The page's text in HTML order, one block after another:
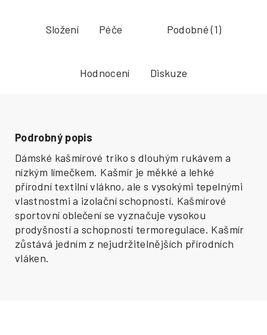
Složení Péče Podobné (1)
Hodnocení Diskuze
Podrobný popis
Dámské kašmírové triko s dlouhým rukávem a
nízkým límečkem. Kašmír je měkké a lehké
přírodní textilní vlákno, ale s vysokými tepelnými
vlastnostmi a izolační schopností. Kašmírové
sportovní oblečení se vyznačuje vysokou
prodyšností a schopností termoregulace. Kašmír
zůstává jedním z nejudržitelnějších přírodních
vláken.